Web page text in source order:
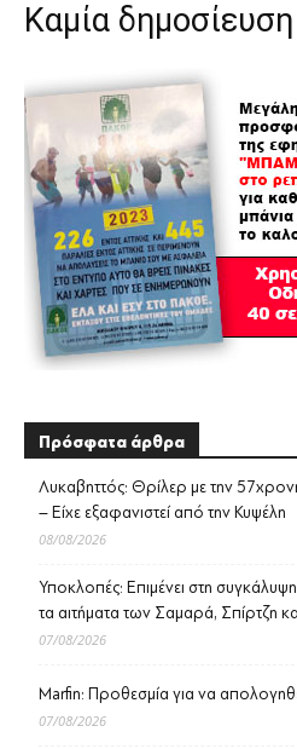
Καμία
Πρόσφατα άρθρα
Λυκαβηττός: Θρίλερ με την
– Είχε εξαφανιστεί από την Κυψέλη
08/08/2026
Υποκλοπές: Επιμένει στη
τα αιτήματα των Σαμαρά, Σπίρτζη
07/08/2026
Marfin: Προθεσμία για να
07/08/2026